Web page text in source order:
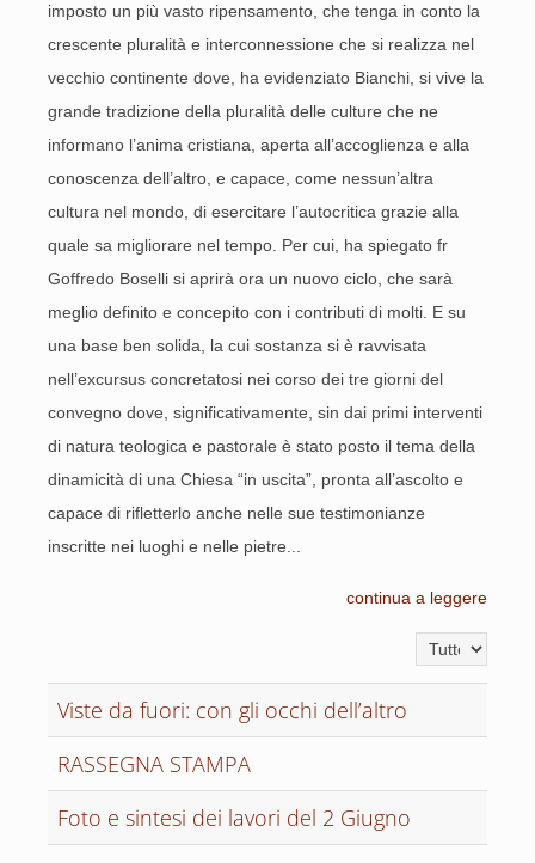
imposto un più vasto ripensamento, che tenga in conto la
crescente pluralità e interconnessione che si realizza nel
vecchio continente dove, ha evidenziato Bianchi, si vive la
grande tradizione della pluralità delle culture che ne
informano l’anima cristiana, aperta all’accoglienza e alla
conoscenza dell’altro, e capace, come nessun’altra
cultura nel mondo, di esercitare l’autocritica grazie alla
quale sa migliorare nel tempo. Per cui, ha spiegato fr
Goffredo Boselli si aprirà ora un nuovo ciclo, che sarà
meglio definito e concepito con i contributi di molti. E su
una base ben solida, la cui sostanza si è ravvisata
nell’excursus concretatosi nei corso dei tre giorni del
convegno dove, significativamente, sin dai primi interventi
di natura teologica e pastorale è stato posto il tema della
dinamicità di una Chiesa “in uscita”, pronta all’ascolto e
capace di rifletterlo anche nelle sue testimonianze
inscritte nei luoghi e nelle pietre...
continua a leggere
Visualizza n.
Viste da fuori: con gli occhi dell’altro
RASSEGNA STAMPA
Foto e sintesi dei lavori del 2 Giugno